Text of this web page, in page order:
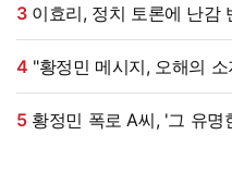
3이효리, 정치 토론에 난감 반응…보수 vs 진보 사연에
"빠지면 안 될까요?"
4
현직 변호사 해석 [엑's 이슈]
5황정민 폭로 A씨, '그 유명한' 샤이니 홈마